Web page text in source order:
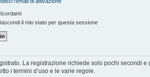
il mio stato per questa sessione
La registrazione richiede solo pochi secondi
i termini d’uso e le varie regole.